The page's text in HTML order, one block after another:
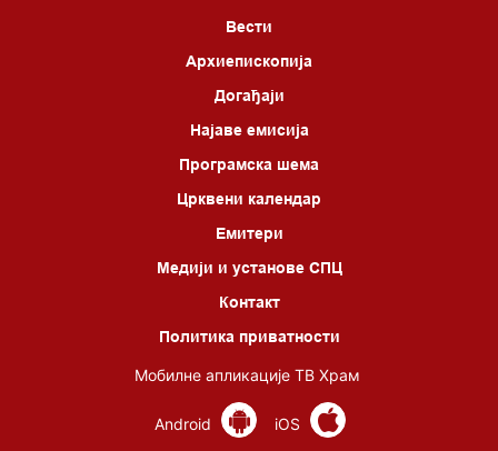
Вести
Архиепископија
Догађаји
Најаве емисија
Програмска шема
Црквени календар
Емитери
Медији и установе СПЦ
Контакт
Политика приватности
Мобилне апликације ТВ Храм
Android iOS